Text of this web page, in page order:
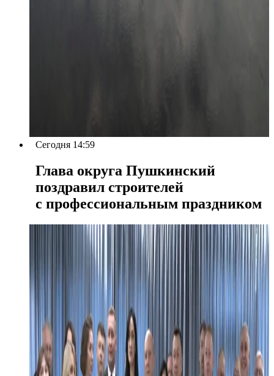
Сегодня 14:59
Глава округа Пушкинский
поздравил строителей
с профессиональным праздником